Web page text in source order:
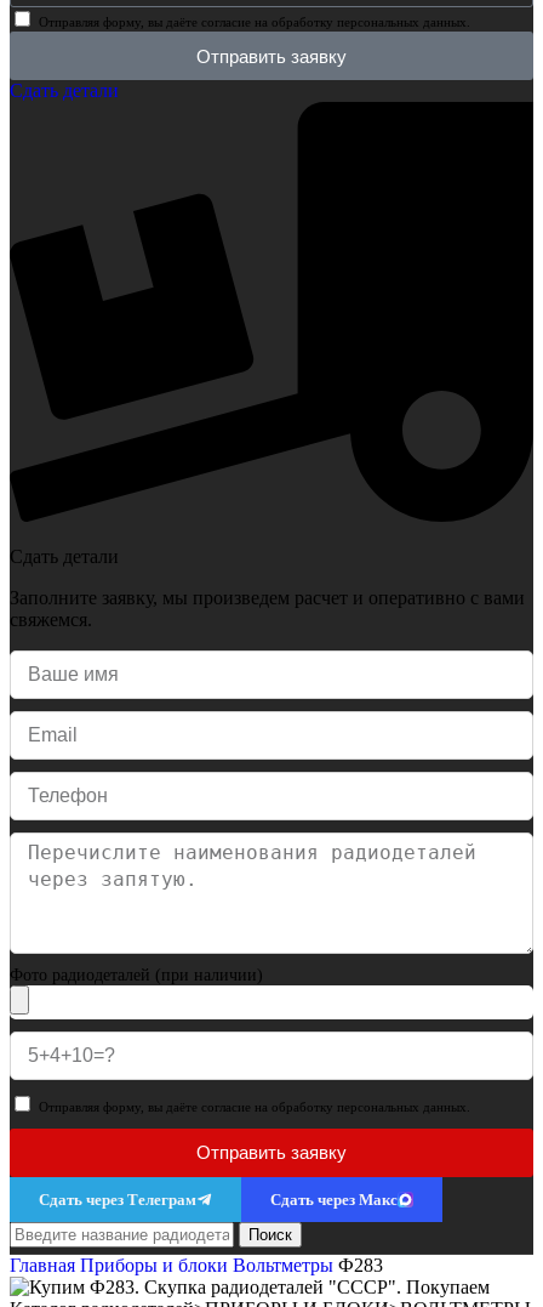
Сдать детали
Сдать детали
Заполните заявку, мы произведем расчет и оперативно с вами
свяжемся.
Фото радиодеталей (при наличии)
Отправляя форму, вы даёте согласие на обработку персональных данных.
Отправить заявку
Отправляя форму, вы даёте согласие на обработку персональных данных.
Отправить заявку
Сдать через Телеграм
Сдать через Макс
Поиск
Главная Приборы и блоки Вольтметры Ф283